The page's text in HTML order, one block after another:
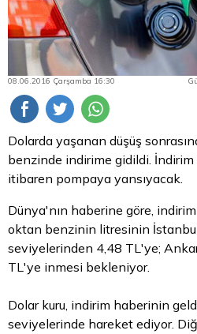
08.06.2016 Çarşamba 16:30
Dolarda yaşanan düşüş
benzinde indirime gidildi. İndirim
itibaren pompaya yansıyacak.
Dünya'nın haberine göre,
oktan benzinin litresinin
seviyelerinden 4,48 TL'ye;
TL'ye inmesi bekleniyor.
Dolar kuru, indirim haberinin
seviyelerinde hareket ediyor.